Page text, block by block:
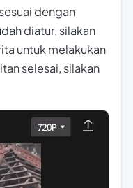
dengan
diatur, silakan
untuk melakukan
selesai, silakan